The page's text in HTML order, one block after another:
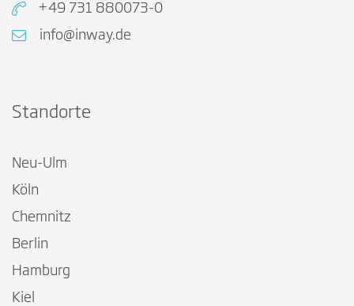
+49 731 880073-0
info@inway.de
Standorte
Neu-Ulm
Köln
Chemnitz
Berlin
Hamburg
Kiel